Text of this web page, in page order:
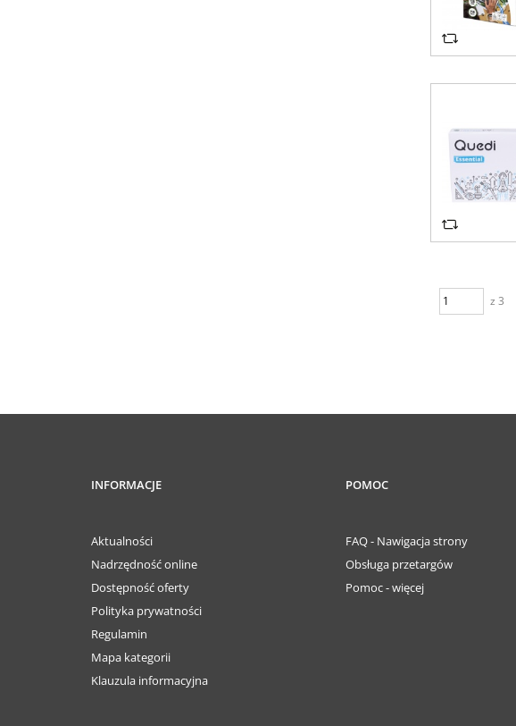
z 3
INFORMACJE
Aktualności
Nadrzędność online
Dostępność oferty
Polityka prywatności
Regulamin
Mapa kategorii
Klauzula informacyjna
POMOC
FAQ - Nawigacja strony
Obsługa przetargów
Pomoc - więcej